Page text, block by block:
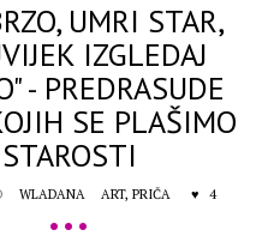
UMRI STAR,
IZGLEDAJ
- PREDRASUDE
SE PLAŠIMO
STAROSTI
WLADANA ART,PRIČA 4
•••